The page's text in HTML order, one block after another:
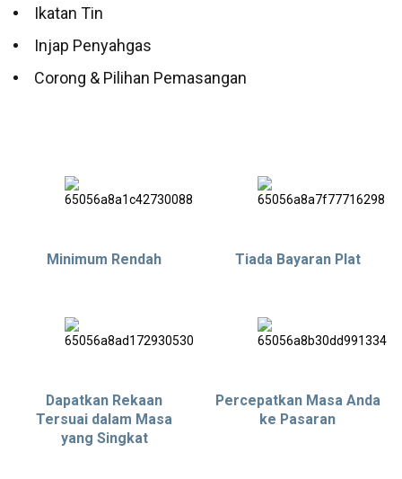
Ikatan Tin
Injap Penyahgas
Corong & Pilihan Pemasangan
Minimum Rendah Tiada Bayaran Plat
Dapatkan Rekaan
Tersuai dalam Masa
yang Singkat
Percepatkan Masa Anda
ke Pasaran